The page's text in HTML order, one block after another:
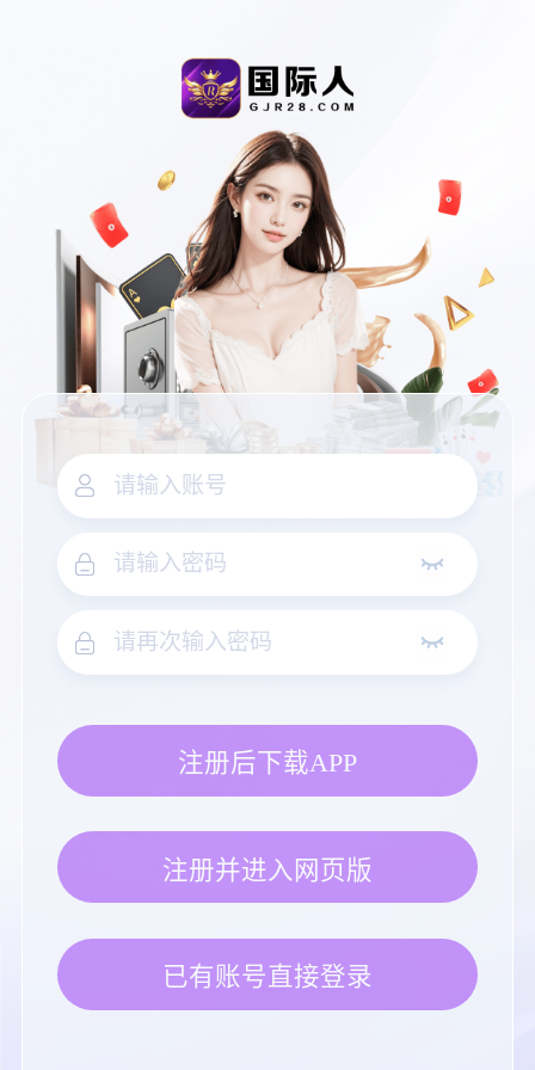
注册后下载APP
注册并进入网页版
已有账号直接登录